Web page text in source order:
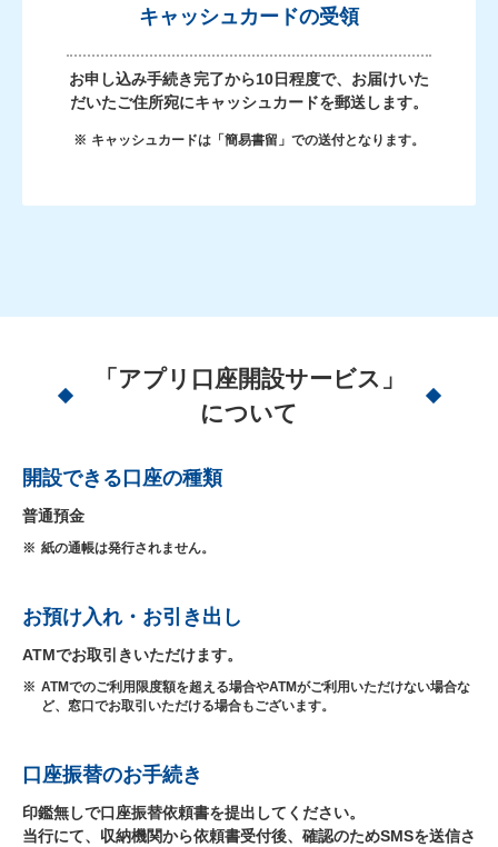
キャッシュカードの受領
お申し込み手続き完了から10日程度で、お届けいた
だいたご住所宛にキャッシュカードを郵送します。
※ キャッシュカードは「簡易書留」での送付となります。
「アプリ口座開設サービス」
について
開設できる口座の種類
普通預金
※ 紙の通帳は発行されません。
お預け入れ・お引き出し
ATMでお取引きいただけます。
※ ATMでのご利用限度額を超える場合やATMがご利用いただけない場合な
ど、窓口でお取引いただける場合もございます。
口座振替のお手続き
印鑑無しで口座振替依頼書を提出してください。
当行にて、収納機関から依頼書受付後、確認のためSMSを送信さ